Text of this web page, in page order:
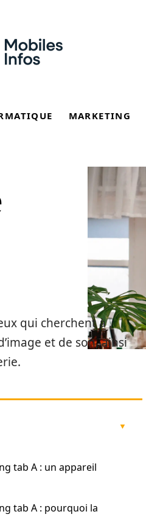
MARKETING
qui cherchent à
et de son, ainsi
tab A : un appareil
tab A : pourquoi la